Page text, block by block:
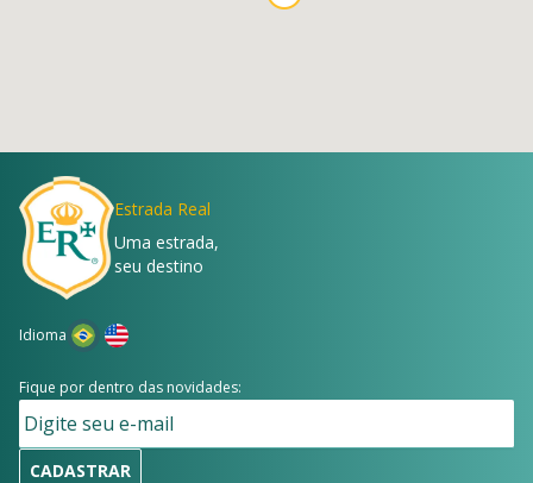
Estrada Real
Uma estrada,
seu destino
Idioma
Fique por dentro das novidades:
CADASTRAR